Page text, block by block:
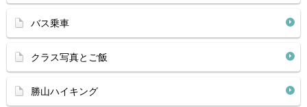
バス乗車
クラス写真とご飯
勝山ハイキング